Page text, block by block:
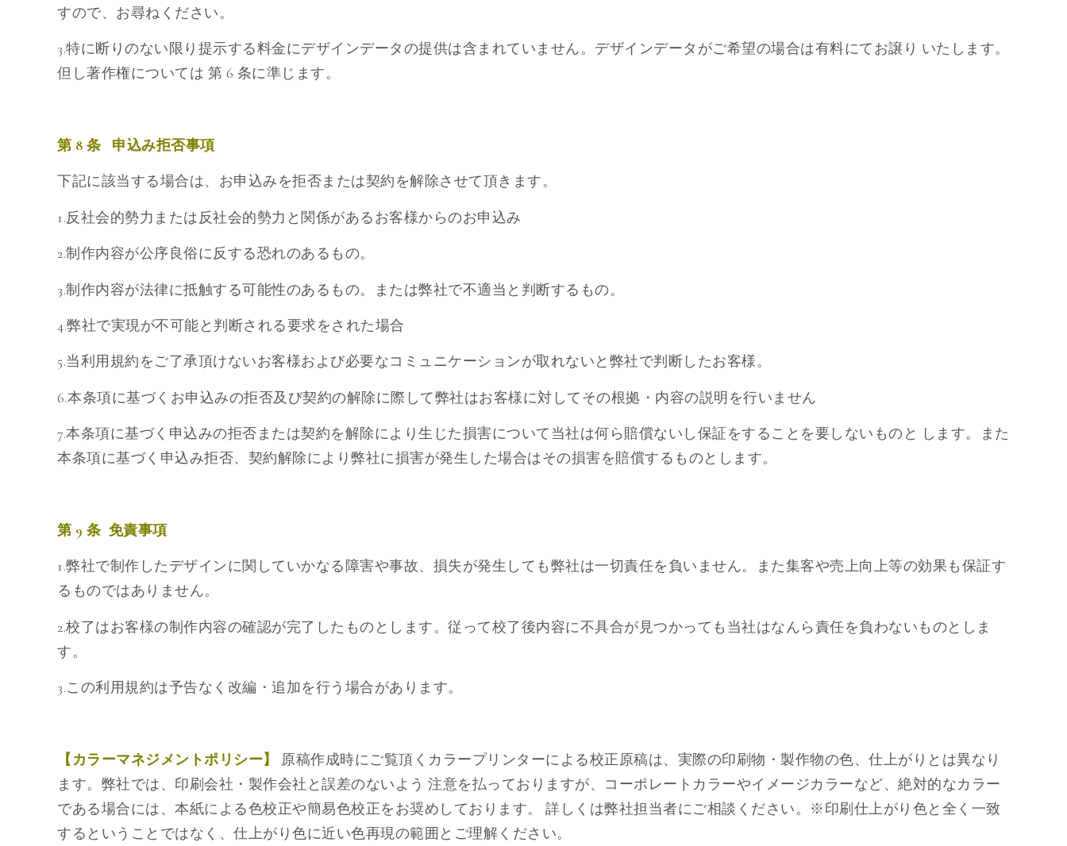
すので、お尋ねください。
3.特に断りのない限り提示する料金にデザインデータの提供は含まれていません。デザインデータがご希望の場合は有料にてお譲り いたします。
但し著作権については 第 6 条に準じます。
第 8 条 申込み拒否事項
下記に該当する場合は、お申込みを拒否または契約を解除させて頂きます。
1.反社会的勢力または反社会的勢力と関係があるお客様からのお申込み
2.制作内容が公序良俗に反する恐れのあるもの。
3.制作内容が法律に抵触する可能性のあるもの。または弊社で不適当と判断するもの。
4.弊社で実現が不可能と判断される要求をされた場合
5.当利用規約をご了承頂けないお客様および必要なコミュニケーションが取れないと弊社で判断したお客様。
6.本条項に基づくお申込みの拒否及び契約の解除に際して弊社はお客様に対してその根拠・内容の説明を行いません
7.本条項に基づく申込みの拒否または契約を解除により生じた損害について当社は何ら賠償ないし保証をすることを要しないものと します。また
本条項に基づく申込み拒否、契約解除により弊社に損害が発生した場合はその損害を賠償するものとします。
第 9 条 免責事項
1.弊社で制作したデザインに関していかなる障害や事故、損失が発生しても弊社は一切責任を負いません。また集客や売上向上等の効果も保証す
るものではありません。
2.校了はお客様の制作内容の確認が完了したものとします。従って校了後内容に不具合が見つかっても当社はなんら責任を負わないものとしま
す。
3.この利用規約は予告なく改編・追加を行う場合があります。
【カラーマネジメントポリシー】
原稿作成時にご覧頂くカラープリンターによる校正原稿は、実際の印刷物・製作物の色、仕上がりとは異なり
ます。弊社では、印刷会社・製作会社と誤差のないよう 注意を払っておりますが、コーポレートカラーやイメージカラーなど、絶対的なカラー
である場合には、本紙による色校正や簡易色校正をお奨めしております。 詳しくは弊社担当者にご相談ください。※印刷仕上がり色と全く一致
するということではなく、仕上がり色に近い色再現の範囲とご理解ください。